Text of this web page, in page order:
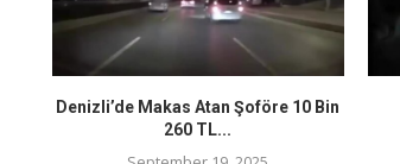
Denizli’de Makas Atan Şoföre 10 Bin
260 TL...